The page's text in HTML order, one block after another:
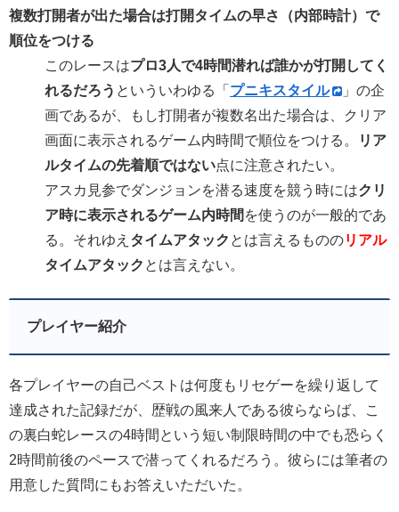
複数打開者が出た場合は打開タイムの早さ（内部時計）で
順位をつける
このレースはプロ3人で4時間潜れば誰かが打開してく
れるだろう といういわゆる「 プニキスタイル
」の企
画であるが、もし打開者が複数名出た場合は、クリア
画面に表示されるゲーム内時間で順位をつける。
リア
ルタイムの先着順ではない点に注意されたい。
アスカ見参でダンジョンを潜る速度を競う時にはクリ
ア時に表示されるゲーム内時間 を使うのが一般的であ
る。それゆえ タイムアタック とは言えるもののリアル
タイムアタック とは言えない。
プレイヤー紹介
各プレイヤーの自己ベストは何度もリセゲーを繰り返して
達成された記録だが、歴戦の風来人である彼らならば、こ
の裏白蛇レースの4時間という短い制限時間の中でも恐らく
2時間前後のペースで潜ってくれるだろう。彼らには筆者の
用意した質問にもお答えいただいた。